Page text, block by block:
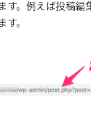
す。例えば投稿編
す。